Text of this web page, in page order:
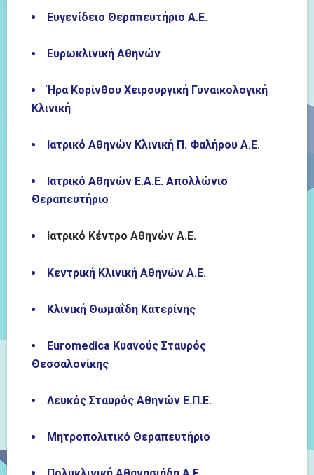
Ευγενίδειο Θεραπευτήριο Α.Ε.
Ευρωκλινική Αθηνών
Ήρα Κορίνθου Χειρουργική Γυναικολογική
Κλινική
Ιατρικό Αθηνών Κλινική Π. Φαλήρου Α.Ε.
Ιατρικό Αθηνών Ε.Α.Ε. Απολλώνιο
Θεραπευτήριο
Ιατρικό Κέντρο Αθηνών Α.Ε.
Κεντρική Κλινική Αθηνών Α.Ε.
Κλινική Θωμαΐδη Κατερίνης
Euromedica Κυανούς Σταυρός
Θεσσαλονίκης
Λευκός Σταυρός Αθηνών Ε.Π.Ε.
Μητροπολιτικό Θεραπευτήριο